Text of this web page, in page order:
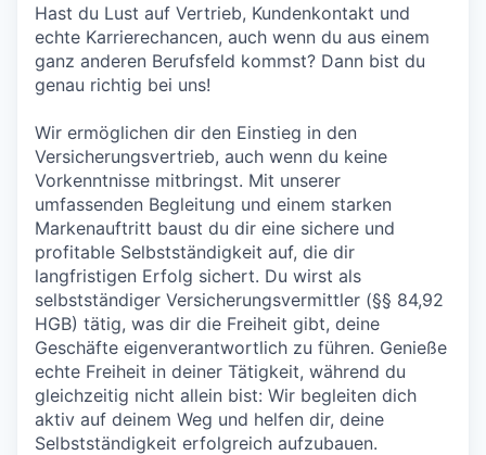
Hast du Lust auf Vertrieb, Kundenkontakt und
echte Karrierechancen, auch wenn du aus einem
ganz anderen Berufsfeld kommst? Dann bist du
genau richtig bei uns!
Wir ermöglichen dir den Einstieg in den
Versicherungsvertrieb, auch wenn du keine
Vorkenntnisse mitbringst. Mit unserer
umfassenden Begleitung und einem starken
Markenauftritt baust du dir eine sichere und
profitable Selbstständigkeit auf, die dir
langfristigen Erfolg sichert. Du wirst als
selbstständiger Versicherungsvermittler (§§ 84,92
HGB) tätig, was dir die Freiheit gibt, deine
Geschäfte eigenverantwortlich zu führen. Genieße
echte Freiheit in deiner Tätigkeit, während du
gleichzeitig nicht allein bist: Wir begleiten dich
aktiv auf deinem Weg und helfen dir, deine
Selbstständigkeit erfolgreich aufzubauen.